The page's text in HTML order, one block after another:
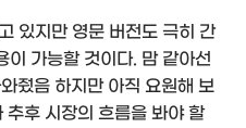
있지만 영문 버전도 극히 간
이 가능할 것이다. 맘 같아선
음 하지만 아직 요원해 보
후 시장의 흐름을 봐야 할